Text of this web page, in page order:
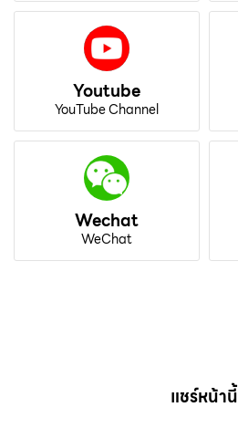
Youtube
YouTube Channel
Wechat
WeChat
แชร์หน้านี้